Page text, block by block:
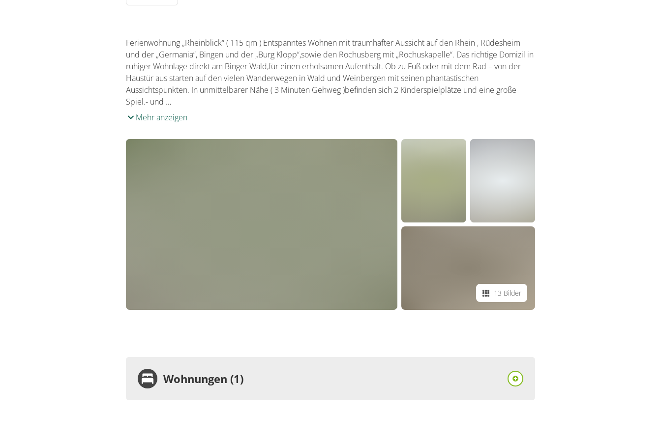
Ferienwohnung „Rheinblick“ ( 115 qm ) Entspanntes Wohnen mit traumhafter Aussicht auf den Rhein , Rüdesheim
und der „Germania“, Bingen und der „Burg Klopp“,sowie den Rochusberg mit „Rochuskapelle“. Das richtige Domizil in
ruhiger Wohnlage direkt am Binger Wald,für einen erholsamen Aufenthalt. Ob zu Fuß oder mit dem Rad – von der
Haustür aus starten auf den vielen Wanderwegen in Wald und Weinbergen mit seinen phantastischen
Aussichtspunkten. In unmittelbarer Nähe ( 3 Minuten Gehweg )befinden sich 2 Kinderspielplätze und eine große
Spiel.- und …
Mehr anzeigen
13 Bilder
Wohnungen (1)